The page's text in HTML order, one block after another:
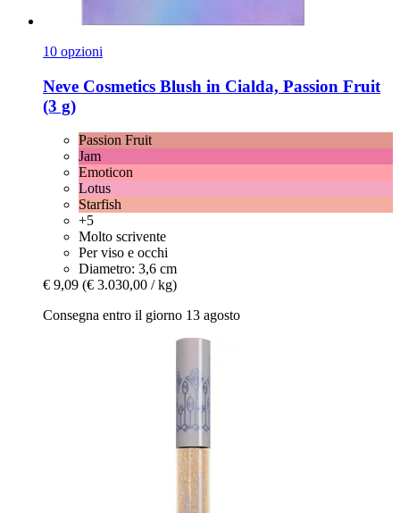
10 opzioni
Neve Cosmetics Blush in Cialda, Passion Fruit
(3 g)
Passion Fruit
Jam
Emoticon
Lotus
Starfish
+5
Molto scrivente
Per viso e occhi
Diametro: 3,6 cm
€ 9,09 (€ 3.030,00 / kg)
Consegna entro il giorno 13 agosto